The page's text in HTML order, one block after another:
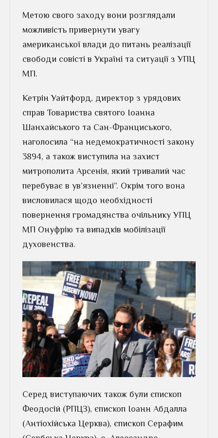
Метою свого заходу вони розглядали
можливість привернути увагу
американської влади до питань реалізації
свободи совісті в Україні та ситуації з УПЦ
МП.
Кетрін Уайтфорд, директор з урядових
справ Товариства святого Іоанна
Шанхайського та Сан-Франциського,
наголосила “на недемократичності закону
3894, а також виступила на захист
митрополита Арсенія, який тривалий час
перебуває в ув’язненні”. Окрім того вона
висловилася щодо необхідності
повернення громадянства очільнику УПЦ
МП Онуфрію та випадків мобілізації
духовенства.
Серед виступаючих також були єпископ
Феодосій (РПЦЗ), єпископ Іоанн Абдалла
(Антіохійська Церква), єпископ Серафим